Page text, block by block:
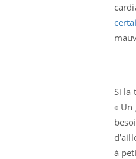
Si la
«
à